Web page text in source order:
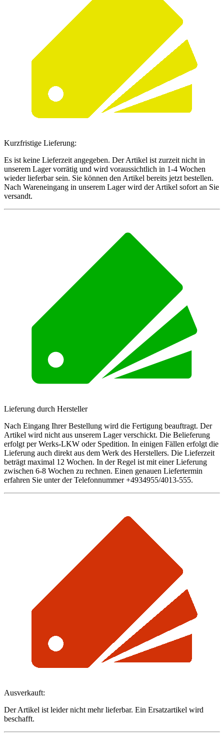
Kurzfristige Lieferung:
Es ist keine Lieferzeit angegeben. Der Artikel ist zurzeit nicht in
unserem Lager vorrätig und wird voraussichtlich in 1-4 Wochen
wieder lieferbar sein. Sie können den Artikel bereits jetzt bestellen.
Nach Wareneingang in unserem Lager wird der Artikel sofort an Sie
versandt.
Lieferung durch Hersteller
Nach Eingang Ihrer Bestellung wird die Fertigung beauftragt. Der
Artikel wird nicht aus unserem Lager verschickt. Die Belieferung
erfolgt per Werks-LKW oder Spedition. In einigen Fällen erfolgt die
Lieferung auch direkt aus dem Werk des Herstellers. Die Lieferzeit
beträgt maximal 12 Wochen. In der Regel ist mit einer Lieferung
zwischen 6-8 Wochen zu rechnen. Einen genauen Liefertermin
erfahren Sie unter der Telefonnummer +4934955/4013-555.
Ausverkauft:
Der Artikel ist leider nicht mehr lieferbar. Ein Ersatzartikel wird
beschafft.